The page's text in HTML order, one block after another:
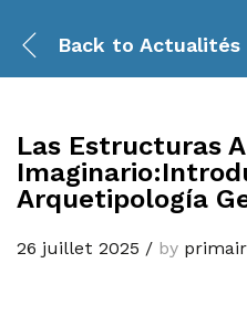
Back to Actualités
Las Estructuras
Arquetipología
26 juillet 2025 / by